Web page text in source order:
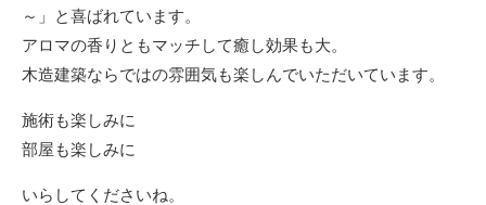
～」と喜ばれています。
アロマの香りともマッチして癒し効果も大。
木造建築ならではの雰囲気も楽しんでいただいています。
施術も楽しみに
部屋も楽しみに
いらしてくださいね。